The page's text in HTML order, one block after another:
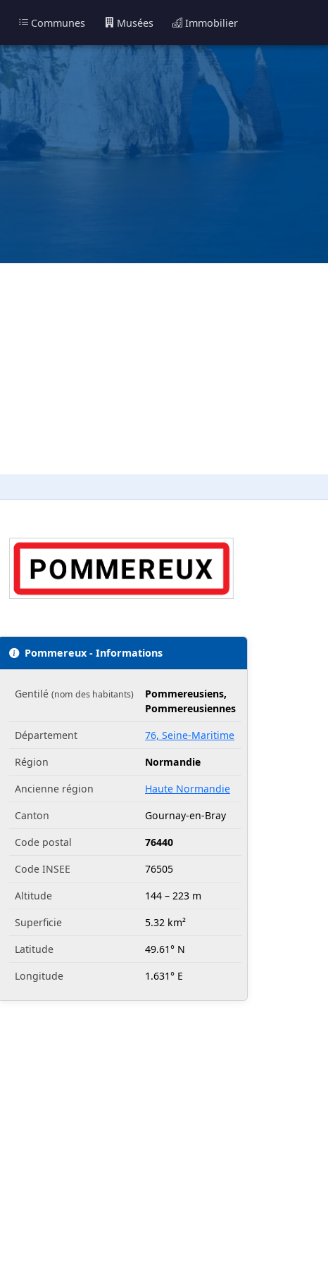
Communes Musées Immobilier
Pommereux - Informations
Gentilé (nom des habitants)
Pommereusiens,
Pommereusiennes
Département
76, Seine-Maritime
Région
Normandie
Ancienne région
Haute Normandie
Canton
Gournay-en-Bray
Code postal
76440
Code INSEE
76505
Altitude
144 – 223 m
Superficie
5.32 km²
Latitude
49.61° N
Longitude
1.631° E